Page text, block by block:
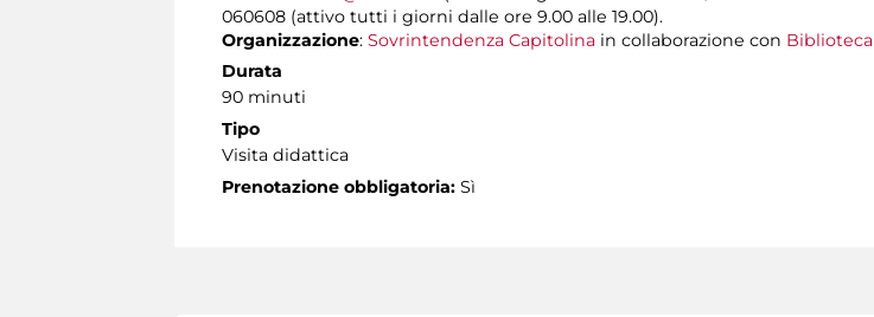
060608 (attivo tutti i giorni dalle ore 9.00 alle 19.00).
Organizzazione: Sovrintendenza Capitolina in collaborazione con Biblioteca
Durata
90 minuti
Tipo
Visita didattica
Prenotazione obbligatoria: Sì